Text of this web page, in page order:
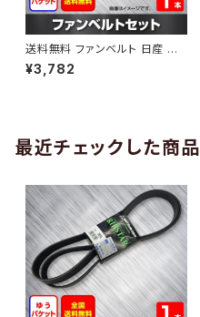
送料無料 ファンベルト 日産 キ
ューブ 型式Z12 H20.11～H24.
10 （国内トップメーカー） 1本 H
¥3,782
最近チェックした商品